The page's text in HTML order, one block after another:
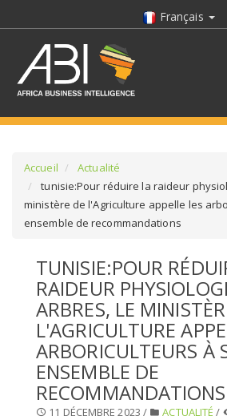
Français
SÉLECTIONNEZ UN/DES SECTEURS
SÉLECTIONNEZ UN DOSSIER
SELECTIONNEZ UNE SECTION
SÉLECTIONNEZ UNE CATÉGORIE
SÉLECTIONNEZ UN/DES PAYS
Accueil
Actualité
tunisie:Pour réduire la raideur
ministère de l'Agriculture appelle les
ensemble de recommandations
TUNISIE:POUR
RAIDEUR
ARBRES, LE
L'AGRICULTURE
ARBORICULTEURS À
ENSEMBLE DE
RECOMMANDATIONS
11 DÉCEMBRE 2023 / ACTUALITÉ /